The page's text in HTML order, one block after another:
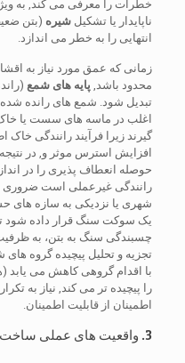
خطرات را معرفی می کند, به
ناپایدار یا تشکیل شیره (بتن
انتهایی را به خطر می اندازد.
زمانی که عمق مورد نیاز به
محدود باشد, پایه های شمع
اغلب در ماسه های سست یا
گیرند زیرا فرآیند رانندگی
افزایش استرس موثر و, در
حوصله انعطاف پذیری را در
رانندگی غیرعملی است ضروری
شهری یا نزدیکی به سازه های
یک سوکت سنگ قرار داده شود تا
چسبندگی سنگ به بتن، به
تجزیه و تحلیل پیچیده گروه
با اقدام گروهی کاهش می
را پیچیده تر می کند, نیاز به
اطمینان از قابلیت اطمینان.
3. واقعیت های عملی ساخت و ساز از راه دور و کنترل کیفیت